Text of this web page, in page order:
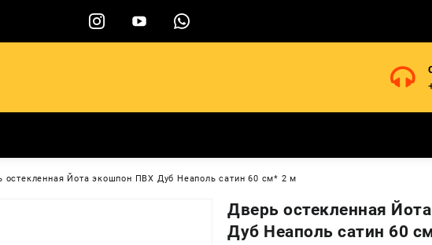
остекленная Йота экошпон ПВХ Дуб Неаполь сатин 60 см* 2 м
Дверь остекленная
Дуб Неаполь сатин 60